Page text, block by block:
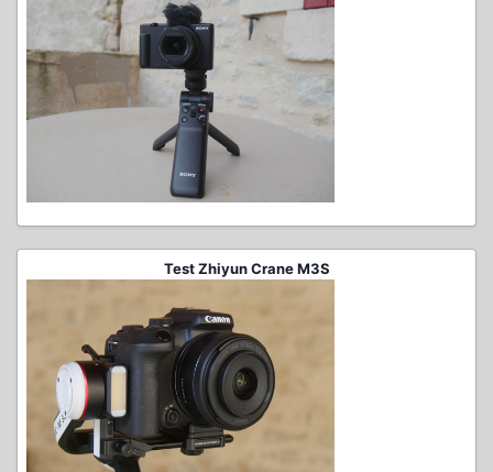
Test Zhiyun Crane M3S